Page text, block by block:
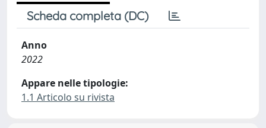
Scheda completa (DC)
Anno
2022
Appare nelle tipologie:
1.1 Articolo su rivista